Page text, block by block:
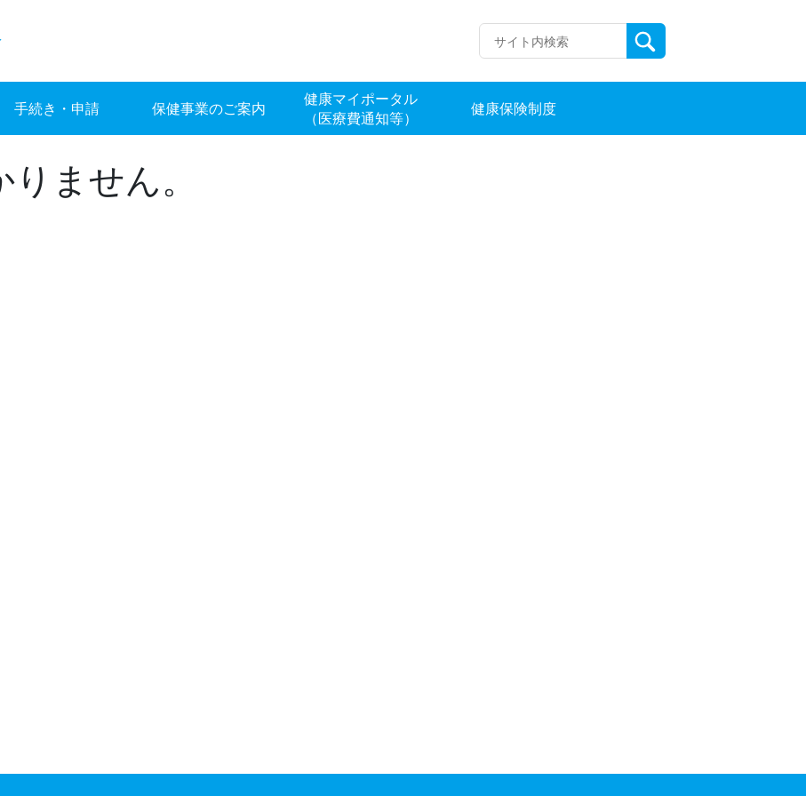
手続き・申請 保健事業のご案内
健康マイポータル
（医療費通知等）
健康保険制度
ません。